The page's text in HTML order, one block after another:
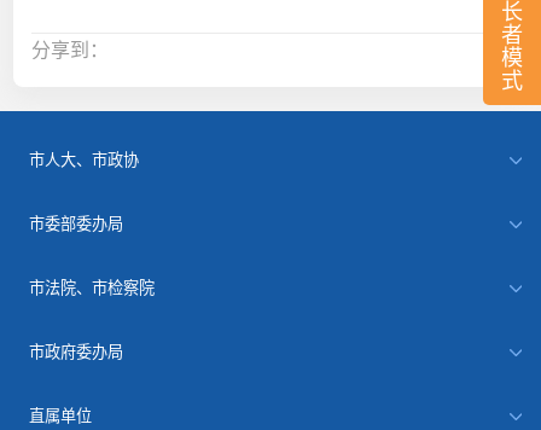
长
者
模
式
分享到：
市人大、市政协
市委部委办局
市法院、市检察院
市政府委办局
直属单位